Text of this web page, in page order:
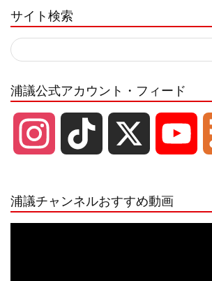
サイト検索
浦議公式アカウント・フィード
浦議チャンネルおすすめ動画